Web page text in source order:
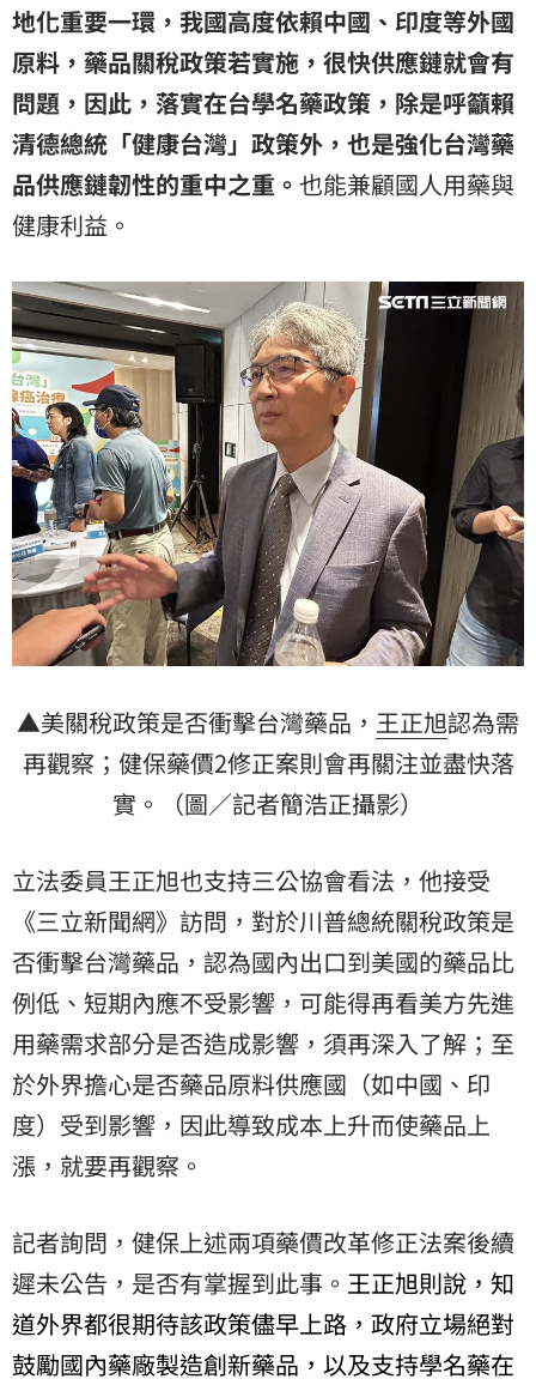
地化重要一環，我國高度依賴中國、印度等外國
原料，藥品關稅政策若實施，很快供應鏈就會有
問題，因此，落實在台學名藥政策，除是呼籲賴
清德總統「健康台灣」政策外，也是強化台灣藥
品供應鏈韌性的重中之重。 也能兼顧國人用藥與
健康利益。
▲美關稅政策是否衝擊台灣藥品， 王正旭認為需
再觀察；健保藥價2修正案則會再關注並盡快落
實。（圖／記者簡浩正攝影）
立法委員王正旭也支持三公協會看法，他接受
《三立新聞網》訪問，對於川普總統關稅政策是
否衝擊台灣藥品，認為國內出口到美國的藥品比
例低、短期內應不受影響，可能得再看美方先進
用藥需求部分是否造成影響，須再深入了解；至
於外界擔心是否藥品原料供應國（如中國、印
度）受到影響，因此導致成本上升而使藥品上
漲，就要再觀察。
記者詢問，健保上述兩項藥價改革修正法案後續
遲未公告，是否有掌握到此事。 王正旭則說，知
道外界都很期待該政策儘早上路，政府立場絕對
鼓勵國內藥廠製造創新藥品，以及支持學名藥在